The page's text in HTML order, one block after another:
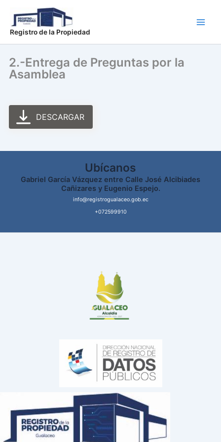
contenido
Registro de la Propiedad
2.-Entrega de Preguntas por la
Asamblea
DESCARGAR
Ubícanos
Gabriel García Vázquez entre Calle José Alcibiades
Cañizares y Eugenio Espejo.
info@registrogualaceo.gob.ec
+072599910